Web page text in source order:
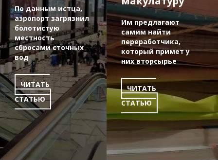
По данным истца,
аэропорт загрязнил
болотистую
местность
сбросами сточных
вод
ЧИТАТЬ
СТАТЬЮ
Им предлагают
самим найти
переработчика,
который примет у
них вторсырье
ЧИТАТЬ
СТАТЬЮ